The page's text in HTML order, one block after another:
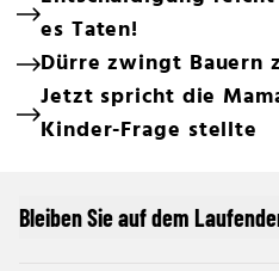
es Taten!
Dürre zwingt Bauern
Jetzt spricht die
Kinder-Frage stellte
Bleiben Sie auf dem